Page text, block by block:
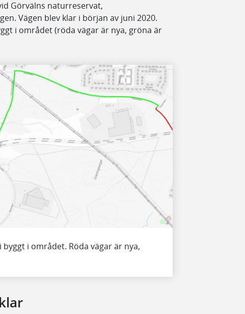
Görvälns naturreservat,
Vägen blev klar i början av juni 2020.
i området (röda vägar är nya, gröna är
i området. Röda vägar är nya,